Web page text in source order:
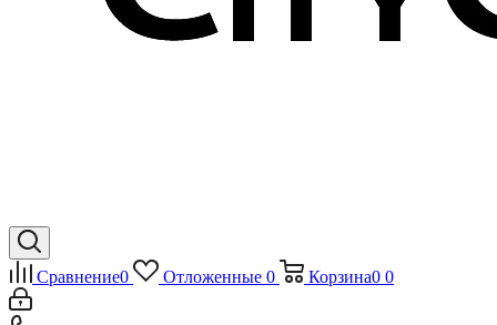
Сравнение0 Отложенные 0 Корзина0 0